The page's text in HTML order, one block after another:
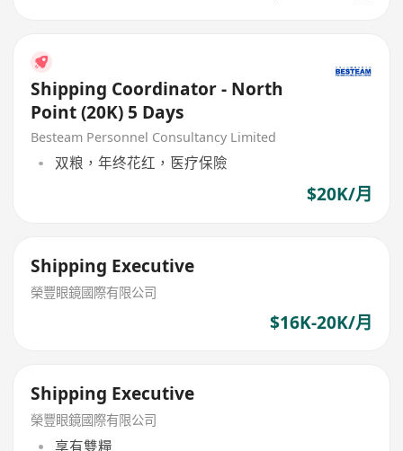
Shipping Coordinator - North
Point (20K) 5 Days
Besteam Personnel Consultancy Limited
双粮，年终花红，医疗保險
$20K/月
Shipping Executive
榮豐眼鏡國際有限公司
$16K-20K/月
Shipping Executive
榮豐眼鏡國際有限公司
享有雙糧